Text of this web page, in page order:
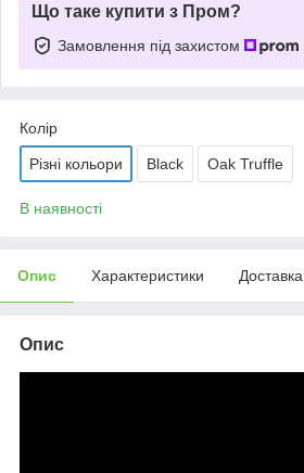
Що таке купити з Пром?
Замовлення під захистом
Колір
Різні кольори Black Oak Truffle
В наявності
Опис Характеристики Доставка
Опис